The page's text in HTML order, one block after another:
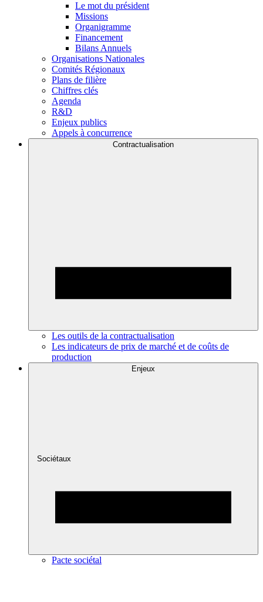
Le mot du président
Missions
Organigramme
Financement
Bilans Annuels
Organisations Nationales
Comités Régionaux
Plans de filière
Chiffres clés
Agenda
R&D
Enjeux publics
Appels à concurrence
Contractualisation
Les outils de la contractualisation
Les indicateurs de prix de marché et de coûts de
production
Enjeux
Sociétaux
Pacte sociétal